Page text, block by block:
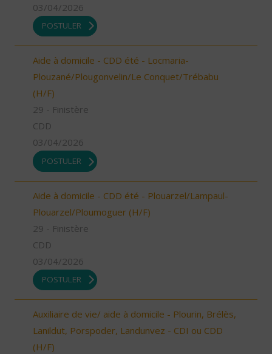
03/04/2026
POSTULER
Aide à domicile - CDD été - Locmaria-
Plouzané/Plougonvelin/Le Conquet/Trébabu
(H/F)
29 - Finistère
CDD
03/04/2026
POSTULER
Aide à domicile - CDD été - Plouarzel/Lampaul-
Plouarzel/Ploumoguer (H/F)
29 - Finistère
CDD
03/04/2026
POSTULER
Auxiliaire de vie/ aide à domicile - Plourin, Brélès,
Lanildut, Porspoder, Landunvez - CDI ou CDD
(H/F)